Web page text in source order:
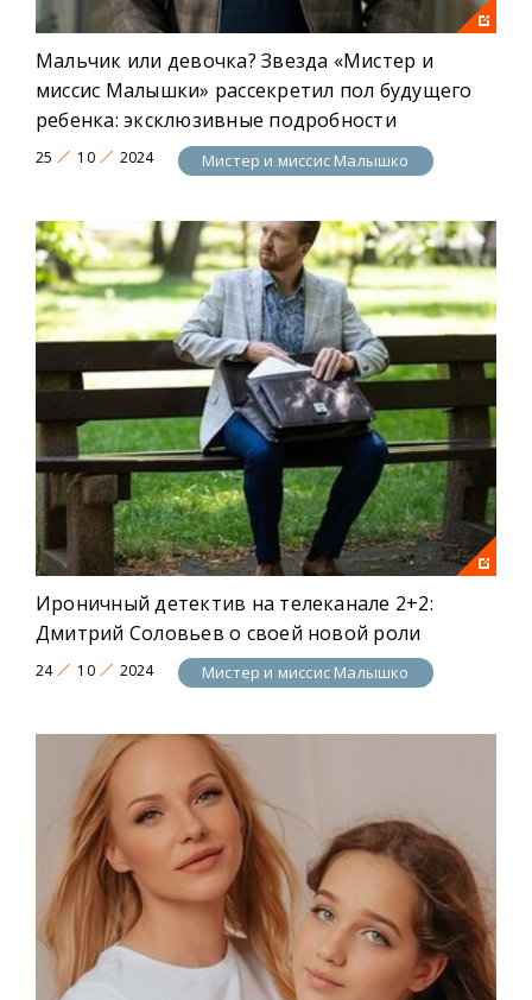
Дмитрий Соловьёв, Влад Писаренко,
Анастасия Евтушенко и другие.
Год премьеры: 2024
Мальчик или девочка? Звезда «Мистер и
миссис Малышки» рассекретил пол будущего
ребенка: эксклюзивные подробности
25 10 2024 Мистер и миссис Малышко
Ироничный детектив на телеканале 2+2:
Дмитрий Соловьев о своей новой роли
24 10 2024 Мистер и миссис Малышко